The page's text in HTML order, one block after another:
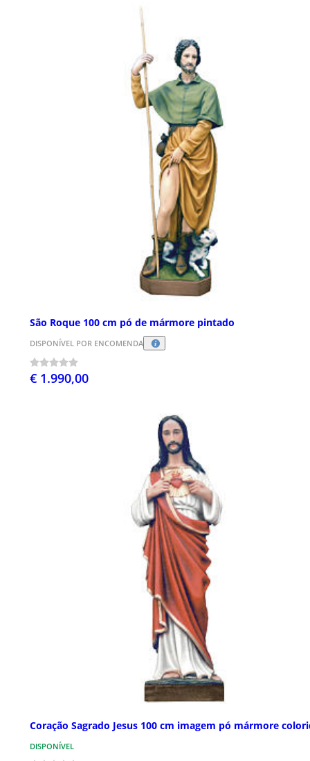
São Roque 100 cm pó de mármore pintado
DISPONÍVEL POR ENCOMENDA
€ 1.990,00
Coração Sagrado Jesus 100 cm imagem pó mármore
DISPONÍVEL